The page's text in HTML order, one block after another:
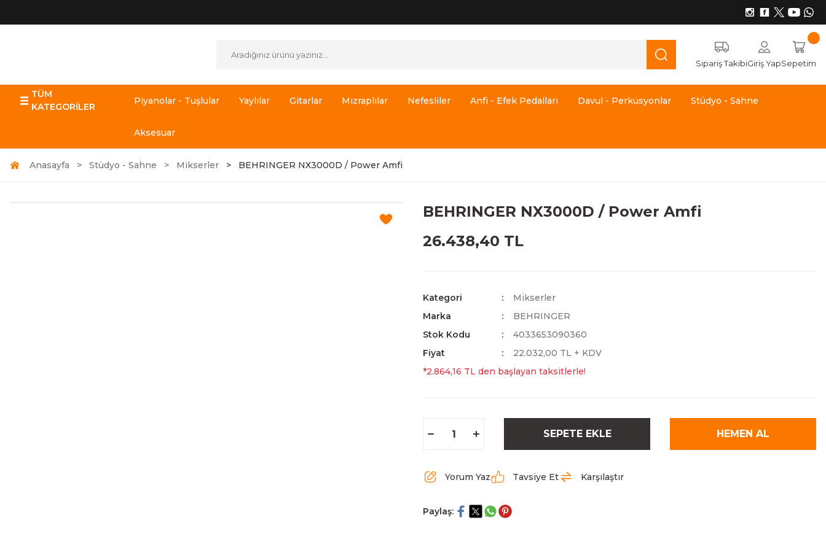
Sipariş TakibiGiriş YapSepetim
TÜM
KATEGORİLER
Piyanolar - Tuşlular Yaylılar Gitarlar Mızraplılar Nefesliler Anfi - Efek Pedalları Davul - Perküsyonlar Stüdyo - Sahne
Aksesuar
Anasayfa Stüdyo - Sahne Mikserler BEHRINGER NX3000D / Power Amfi
BEHRINGER NX3000D / Power Amfi
26.438,40 TL
Kategori
Mikserler
Marka
BEHRINGER
Stok Kodu
4033653090360
Fiyat
22.032,00 TL + KDV
*2.864,16 TL den başlayan taksitlerle!
SEPETE EKLE HEMEN AL
Yorum Yaz Tavsiye Et Karşılaştır
Paylaş: